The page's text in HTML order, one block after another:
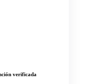
verificada